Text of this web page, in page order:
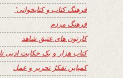
فرهنگ کتاب و کتابخوانی٬
فرهنگ مردم
کارتون های عتیق شاهد
کتاب هزار و یک حکایت ادبی
کمپاین تفکرُ تحریر و عمل